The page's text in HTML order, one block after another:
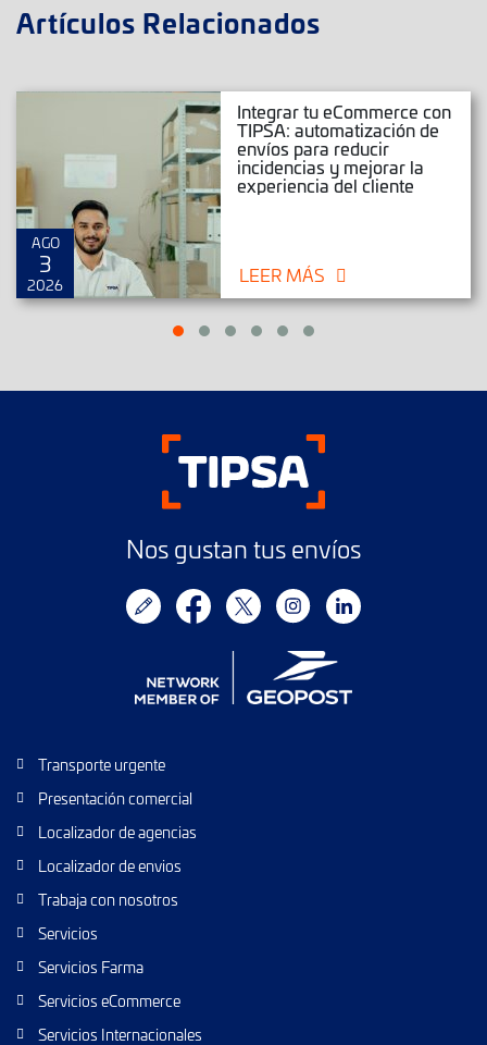
Artículos Relacionados
AGO
3
2026
Integrar tu eCommerce con
TIPSA: automatización de
envíos para reducir
incidencias y mejorar la
experiencia del cliente
LEER MÁS
Nos gustan tus envíos
Transporte urgente
Presentación comercial
Localizador de agencias
Localizador de envios
Trabaja con nosotros
Servicios
Servicios Farma
Servicios eCommerce
Servicios Internacionales